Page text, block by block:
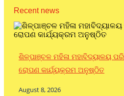
Recent news
ଶିଳ୍ପାଞ୍ଚଳ ମହିଳା ମହାବିଦ୍ୟାଳୟ
ରୋପଣ କାର୍ଯ୍ୟକ୍ରମ ଅନୁଷ୍ଠିତ
August 8, 2026